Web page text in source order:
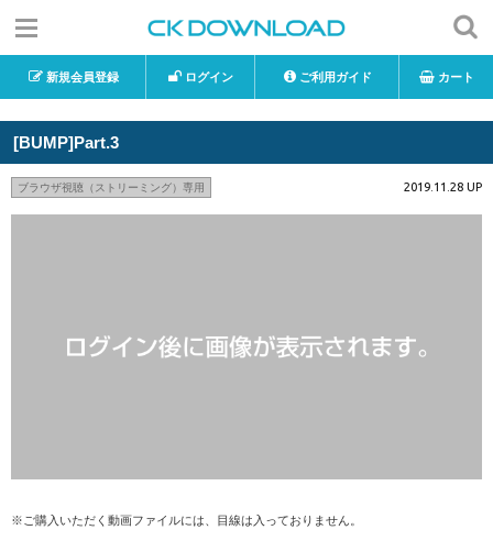
新規会員登録 ログイン ご利用ガイド カート
[BUMP]Part.3
ブラウザ視聴（ストリーミング）専用 2019.11.28 UP
※ご購入いただく動画ファイルには、目線は入っておりません。